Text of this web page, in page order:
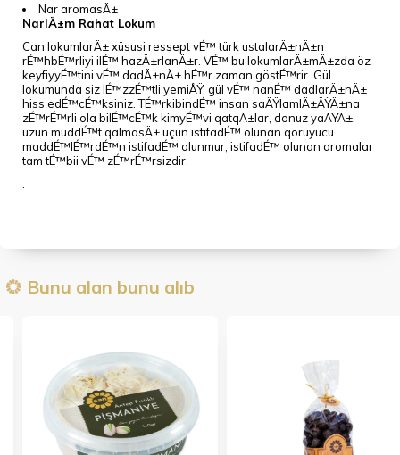
Nar aromasÄ±
NarlÄ±m Rahat Lokum
Can lokumlarÄ± xüsusi ressept vÉ™ türk ustalarÄ±nÄ±n
rÉ™hbÉ™rliyi ilÉ™ hazÄ±rlanÄ±r. VÉ™ bu lokumlarÄ±mÄ±zda öz
keyfiyyÉ™tini vÉ™ dadÄ±nÄ± hÉ™r zaman göstÉ™rir. Gül
lokumunda siz lÉ™zzÉ™tli yemiÅŸ, gül vÉ™ nanÉ™ dadlarÄ±nÄ±
hiss edÉ™cÉ™ksiniz. TÉ™rkibindÉ™ insan saÄŸlamlÄ±ÄŸÄ±na
zÉ™rÉ™rli ola bilÉ™cÉ™k kimyÉ™vi qatqÄ±lar, donuz yaÄŸÄ±,
uzun müddÉ™t qalmasÄ± üçün istifadÉ™ olunan qoruyucu
maddÉ™lÉ™rdÉ™n istifadÉ™ olunmur, istifadÉ™ olunan aromalar
tam tÉ™bii vÉ™ zÉ™rÉ™rsizdir.
Bunu alan bunu alıb